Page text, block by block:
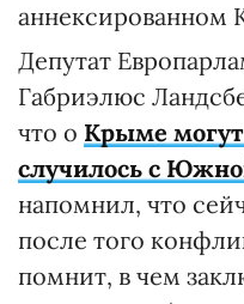
аннексированном
Депутат
Габриэлюс
что о Крыме могут
случилось с
напомнил, что
после того
помнит, в чем